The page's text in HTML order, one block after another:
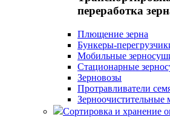
переработка
Плющение зерна
Бункеры-
Мобильные
Стационарные
Зерновозы
Протравливатели
Сортировка и хранение